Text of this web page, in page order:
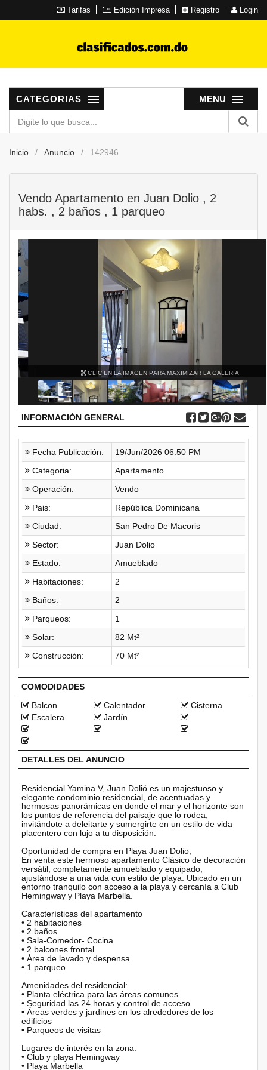
Tarifas Edición Impresa Registro Login
MENU
CATEGORIAS
Inicio Anuncio 142946
Vendo Apartamento en Juan Dolio , 2
habs. , 2 baños , 1 parqueo
CLIC EN LA IMAGEN PARA MAXIMIZAR LA GALERIA
INFORMACIÓN GENERAL
Fecha Publicación:
19/Jun/2026 06:50 PM
Categoria:
Apartamento
Operación:
Vendo
Pais:
República Dominicana
Ciudad:
San Pedro De Macoris
Sector:
Juan Dolio
Estado:
Amueblado
Habitaciones:
2
Baños:
2
Parqueos:
1
Solar:
82 Mt²
Construcción:
70 Mt²
COMODIDADES
Balcon
Calentador
Cisterna
Escalera
Jardín
DETALLES DEL ANUNCIO
Residencial Yamina V, Juan Dolió es un majestuoso y
elegante condominio residencial, de acentuadas y
hermosas panorámicas en donde el mar y el horizonte son
los puntos de referencia del paisaje que lo rodea,
invitándote a deleitarte y sumergirte en un estilo de vida
placentero con lujo a tu disposición.
Oportunidad de compra en Playa Juan Dolio,
En venta este hermoso apartamento Clásico de decoración
versátil, completamente amueblado y equipado,
ajustándose a una vida con estilo de playa. Ubicado en un
entorno tranquilo con acceso a la playa y cercanía a Club
Hemingway y Playa Marbella.
Características del apartamento
• 2 habitaciones
• 2 baños
• Sala-Comedor- Cocina
• 2 balcones frontal
• Área de lavado y despensa
• 1 parqueo
Amenidades del residencial:
• Planta eléctrica para las áreas comunes
• Seguridad las 24 horas y control de acceso
• Áreas verdes y jardines en los alrededores de los
edificios
• Parqueos de visitas
Lugares de interés en la zona:
• Club y playa Hemingway
• Playa Marbella